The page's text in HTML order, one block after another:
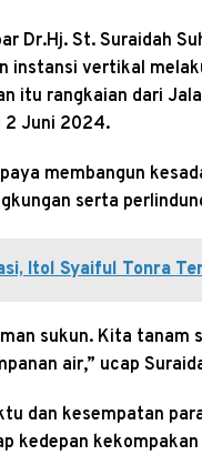
Dr.Hj. St. Suraidah
instansi vertikal
itu rangkaian dari
2 Juni 2024.
membangun
serta
Itol Syaiful Tonra
sukun. Kita tanam
air,” ucap
dan kesempatan
kedepan